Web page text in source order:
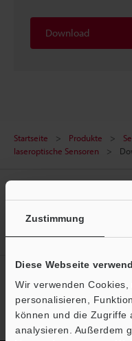
Zustimmung
Diese Webseite
Wir verwenden
personalisieren,
können und die Zugriffe
analysieren. Außerdem
Download
Startseite Produkte
laseroptische Sensoren
Newsletter-
Jetzt anmelden